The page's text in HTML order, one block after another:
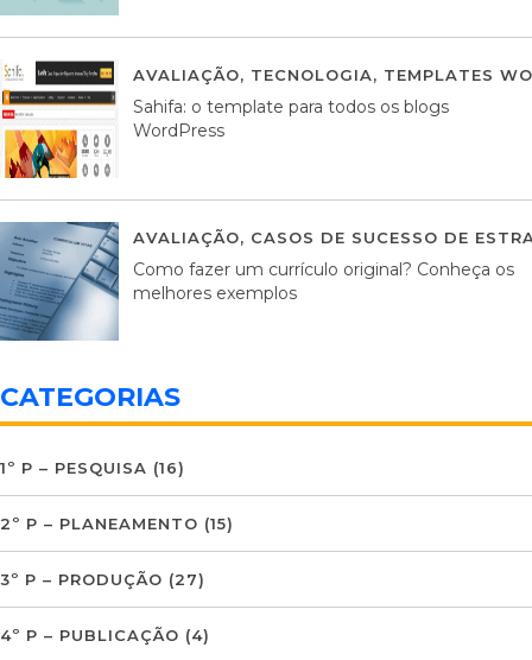
AVALIAÇÃO, TECNOLOGIA, TEMPLATES
Sahifa: o template para todos os blogs
WordPress
AVALIAÇÃO, CASOS DE SUCESSO DE
Como fazer um currículo original? Conheça os
melhores exemplos
CATEGORIAS
1º P – PESQUISA (16)
2º P – PLANEAMENTO (15)
3º P – PRODUÇÃO (27)
4º P – PUBLICAÇÃO (4)